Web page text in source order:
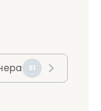
81